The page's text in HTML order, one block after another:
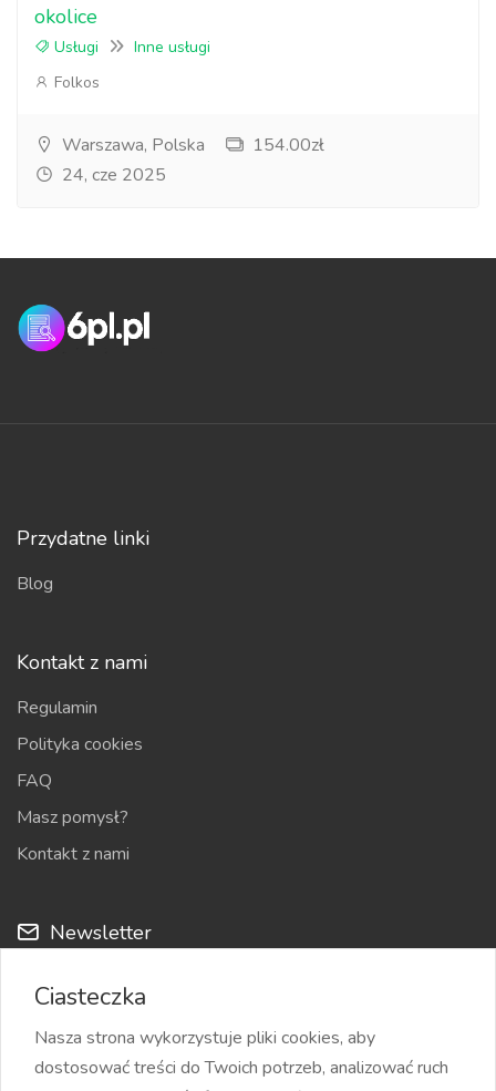
okolice
Usługi
Inne usługi
Folkos
Warszawa, Polska
154.00zł
24, cze 2025
Przydatne linki
Blog
Kontakt z nami
Regulamin
Polityka cookies
FAQ
Masz pomysł?
Kontakt z nami
Newsletter
z serwisu i najciekawsze ogłoszenia
Ciasteczka
Nasza strona wykorzystuje pliki cookies, aby
dostosować treści do Twoich potrzeb, analizować ruch